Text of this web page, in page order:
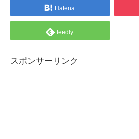
Hatena
feedly
スポンサーリンク